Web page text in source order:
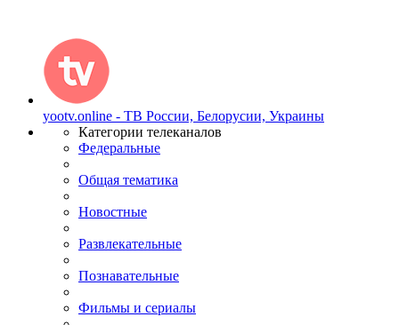
yootv.online - ТВ России, Белорусии, Украины
Категории телеканалов
Федеральные
Общая тематика
Новостные
Развлекательные
Познавательные
Фильмы и сериалы